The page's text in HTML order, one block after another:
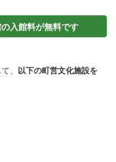
入館料が無料です
、
以下の町営文化施設を